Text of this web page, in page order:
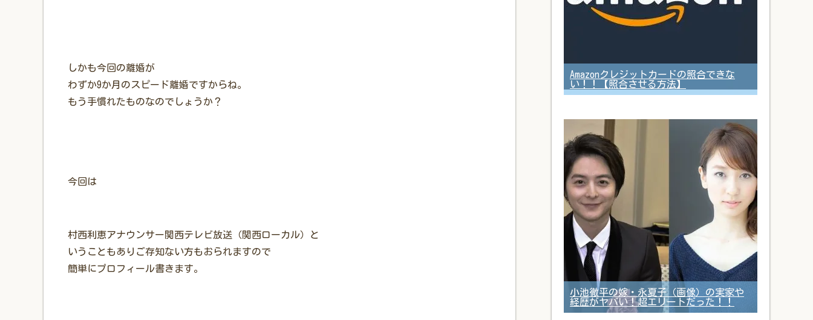
しかも今回の離婚が
わずか9か月のスピード離婚ですからね。
もう手慣れたものなのでしょうか？
今回は
村西利恵アナウンサー関西テレビ放送（関西ローカル）と
いうこともありご存知ない方もおられますので
簡単にプロフィール書きます。
Amazonクレジットカードの照合できな
い！！【照合させる方法】
小池徹平の嫁・永夏子（画像）の実家や
経歴がヤバい！超エリートだった！！